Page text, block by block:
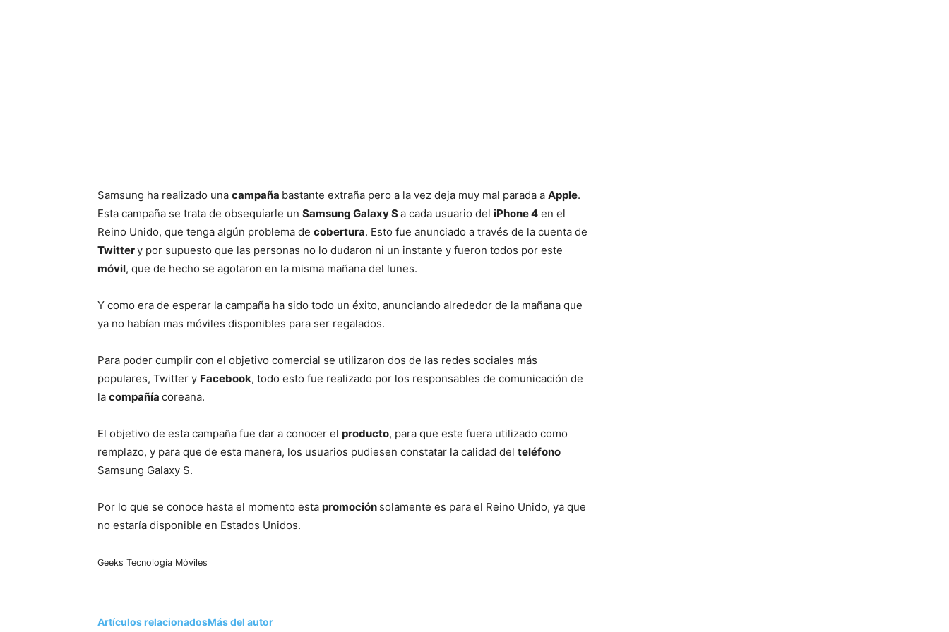
Samsung ha realizado una campaña bastante extraña pero a la vez deja muy mal parada a Apple.
Esta campaña se trata de obsequiarle un Samsung Galaxy Sa cada usuario del iPhone 4 en el
Reino Unido, que tenga algún problema de cobertura. Esto fue anunciado a través de la cuenta de
Twittery por supuesto que las personas no lo dudaron ni un instante y fueron todos por este
móvil, que de hecho se agotaron en la misma mañana del lunes.
Y como era de esperar la campaña ha sido todo un éxito, anunciando alrededor de la mañana que
ya no habían mas móviles disponibles para ser regalados.
Para poder cumplir con el objetivo comercial se utilizaron dos de las redes sociales más
populares, Twitter y Facebook, todo esto fue realizado por los responsables de comunicación de
la compañía coreana.
El objetivo de esta campaña fue dar a conocer el producto, para que este fuera utilizado como
remplazo, y para que de esta manera, los usuarios pudiesen constatar la calidad del teléfono
Samsung Galaxy S.
Por lo que se conoce hasta el momento esta promoción solamente es para el Reino Unido, ya que
no estaría disponible en Estados Unidos.
Geeks Tecnología Móviles
Artículos relacionadosMás del autor